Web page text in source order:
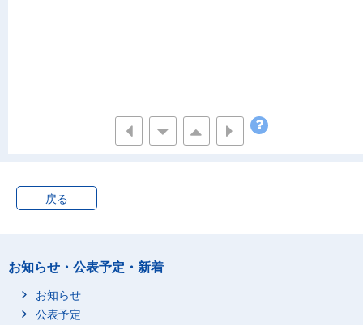
戻る
お知らせ・公表予定・新着
お知らせ
公表予定